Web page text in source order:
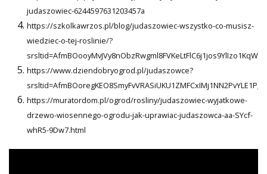
judaszowiec-6244597631203457a
https://szkolkawrzos.pl/blog/judaszowiec-wszystko-co-musisz-
wiedziec-o-tej-roslinie/?
https://www.dziendobryogrod.pl/judaszowce?
https://muratordom.pl/ogrod/rosliny/judaszowiec-wyjatkowe-
drzewo-wiosennego-ogrodu-jak-uprawiac-judaszowca-aa-SYcf-
whR5-9Dw7.html